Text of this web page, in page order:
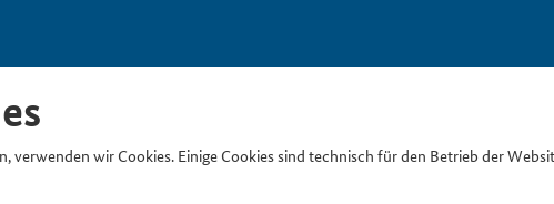
verwenden wir Cookies. Einige Cookies sind technisch für den Betrieb der